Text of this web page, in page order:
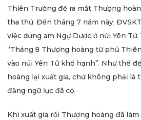
Thiên Trường để ra mắt Thượng
tha thứ. Đến tháng 7 năm này,
việc dựng am Ngự Dược ở núi Yên
“Tháng 8 Thượng hoàng từ phủ
vào núi Yên Tử khổ hạnh”. Như thế
hoàng lại xuất gia, chứ không phải là
đăng ngữ lục đã có.
Khi xuất gia rồi Thượng hoàng đã